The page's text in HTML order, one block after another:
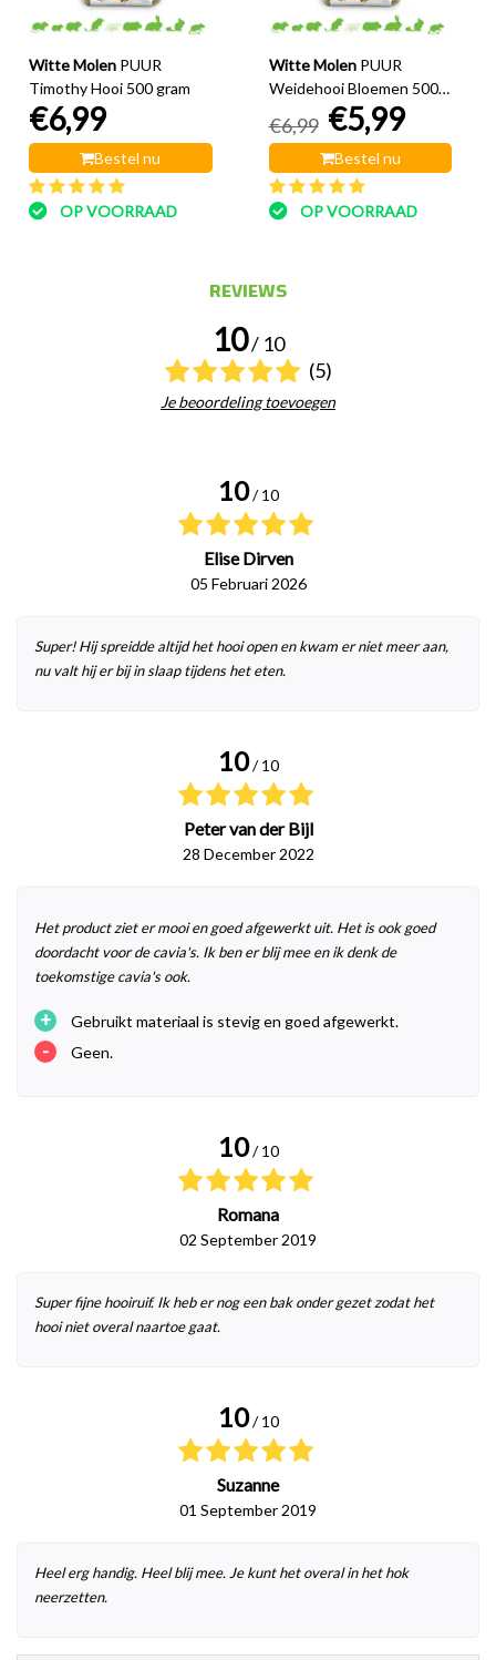
Witte Molen PUUR
Timothy Hooi 500 gram
€6,99
Bestel nu
OP VOORRAAD
Witte Molen PUUR
Weidehooi Bloemen 500
€6,99 €5,99
Bestel nu
OP VOORRAAD
REVIEWS
10/ 10
(5)
Je beoordeling toevoegen
10 / 10
Elise Dirven
05 Februari 2026
Super! Hij spreidde altijd het hooi open en kwam er niet meer aan,
nu valt hij er bij in slaap tijdens het eten.
10 / 10
Peter van der Bijl
28 December 2022
Het product ziet er mooi en goed afgewerkt uit. Het is ook goed
doordacht voor de cavia's. Ik ben er blij mee en ik denk de
toekomstige cavia's ook.
+ Gebruikt materiaal is stevig en goed afgewerkt.
- Geen.
10 / 10
Romana
02 September 2019
Super fijne hooiruif. Ik heb er nog een bak onder gezet zodat het
hooi niet overal naartoe gaat.
10 / 10
Suzanne
01 September 2019
Heel erg handig. Heel blij mee. Je kunt het overal in het hok
neerzetten.